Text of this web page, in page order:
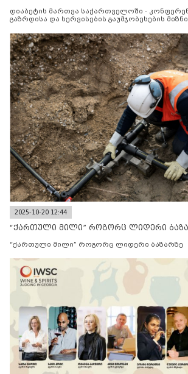
დიაბეტის მართვა საქართველოში -
გაზრდისა და სერვისების გაუმჯობესების
2025-10-20 12:44
“ქართული მილი” როგორც ლიდერი
“ქართული მილი” როგორც ლიდერი ბაზარზე